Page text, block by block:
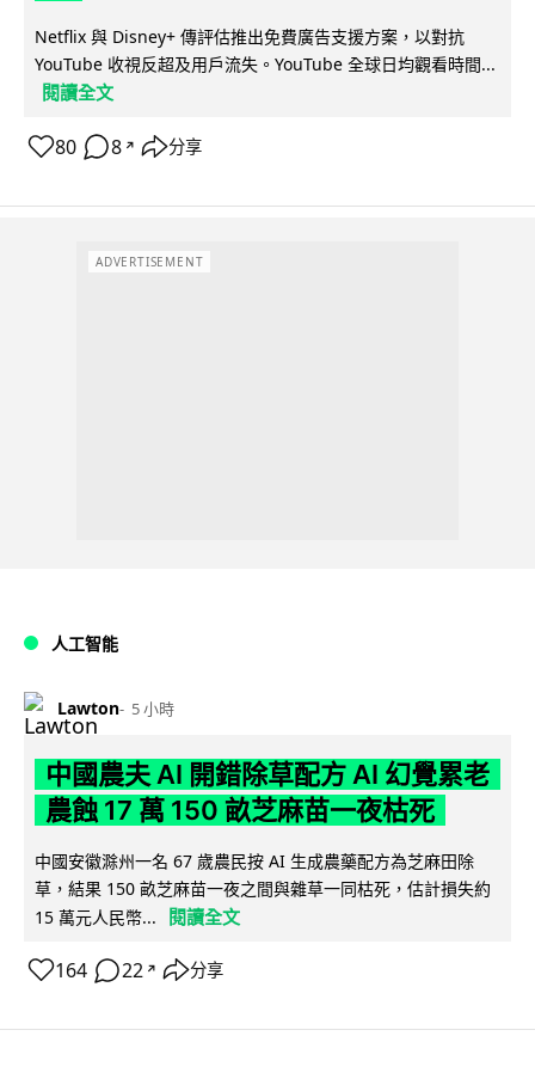
Netflix 與 Disney+ 傳評估推出免費廣告支援方案，以對抗
YouTube 收視反超及用戶流失。YouTube 全球日均觀看時間...
閱讀全文
80 8 ↗ 分享
ADVERTISEMENT
人工智能
Lawton 5 小時
中國農夫 AI 開錯除草配方 AI 幻覺累老
農蝕 17 萬 150 畝芝麻苗一夜枯死
中國安徽滁州一名 67 歲農民按 AI 生成農藥配方為芝麻田除
草，結果 150 畝芝麻苗一夜之間與雜草一同枯死，估計損失約
15 萬元人民幣...
閱讀全文
164 22 ↗ 分享